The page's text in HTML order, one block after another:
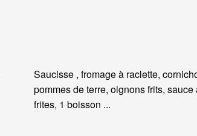
Saucisse , fromage à raclette,
pommes de terre, oignons frits, sauce
frites, 1 boisson ...